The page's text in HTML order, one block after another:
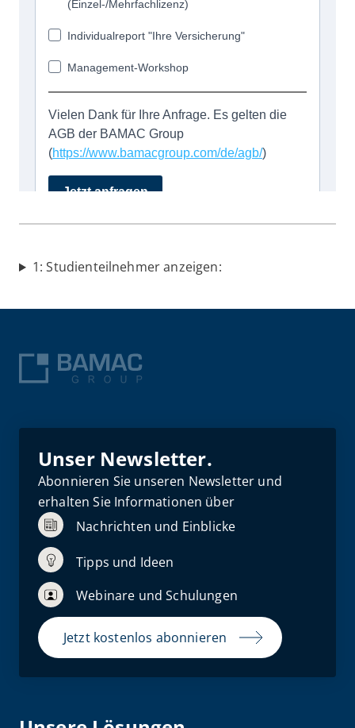
1: Studienteilnehmer anzeigen:
Unser Newsletter.
Abonnieren Sie unseren Newsletter und
erhalten Sie Informationen über
Nachrichten und Einblicke
Tipps und Ideen
Webinare und Schulungen
Jetzt kostenlos abonnieren